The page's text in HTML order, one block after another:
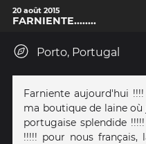
20 août 2015
FARNIENTE........
Porto, Portugal
Farniente aujourd'hui
ma boutique de laine
portugaise splendide
!!!!! pour nous